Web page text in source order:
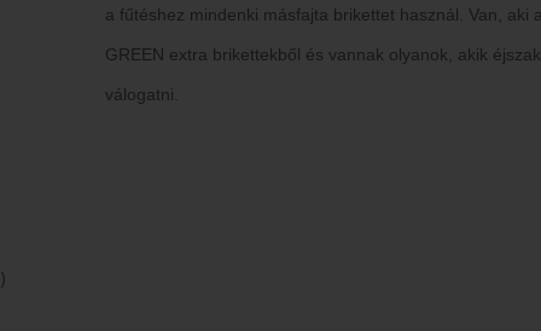
a fűtéshez mindenki másfajta brikettet használ. Van,
GREEN extra brikettekből és vannak olyanok, akik
válogatni.
)